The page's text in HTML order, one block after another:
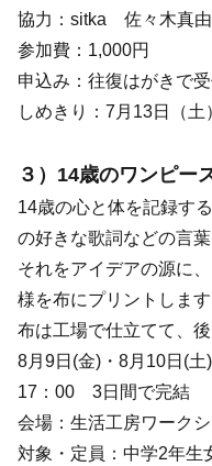
協力：sitka 佐々木真
参加費：1,000円
申込み：往復はがきで
しめきり：7月13日（土
３）14歳のワンピー
14歳の心と体を記録す
の好きな歌詞などの言葉
それをアイデアの源に
様を布にプリントします
布は工場で仕立てて、
8月9日(金)・8月10日(
17：00 3日間で完結
会場：生活工房ワーク
対象・定員：中学2年生